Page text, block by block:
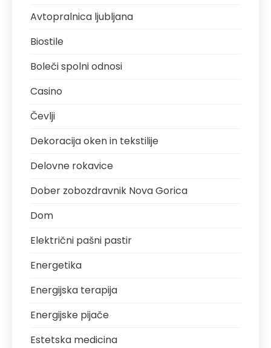
Avtopralnica ljubljana
Biostile
Boleči spolni odnosi
Casino
Čevlji
Dekoracija oken in tekstilije
Delovne rokavice
Dober zobozdravnik Nova Gorica
Dom
Električni pašni pastir
Energetika
Energijska terapija
Energijske pijače
Estetska medicina